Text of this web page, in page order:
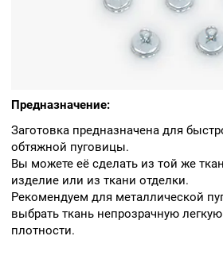
на насадку (лицом
Далее нужно вдавить
Проверяем, чтобы
ткань внутри легла
равно со всех сторон,
при необходимости
поправляем ткань.
Устанавливаем
нижнюю часть
насадки на пресс.
Сначала идет часть
фиксирующая ножку,
потом часть с
пружиной —
Предназначение:
Заготовка предназначена для
обтяжной пуговицы.
Вы можете её сделать из той же
изделие или из ткани отделки.
Рекомендуем для металлической
выбрать ткань непрозрачную
плотности.